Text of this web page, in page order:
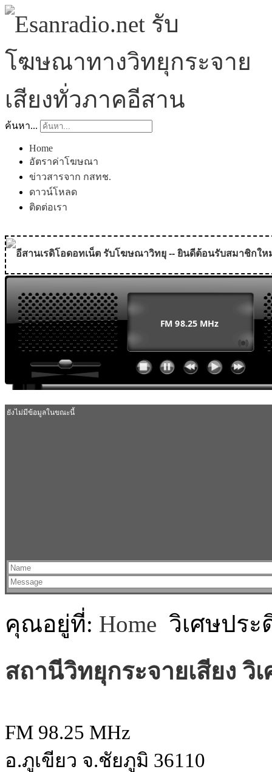
ค้นหา...
Home
อัตราค่าโฆษณา
ข่าวสารจาก กสทช.
ดาวน์โหลด
ติดต่อเรา
อีสานเรดิโอดอทเน็ต รับโฆษณาวิทยุ -- ยินดีต้อนรับสมาชิกใหม่
MODULE SBAHJAOUI YOUTUBE
MODULE SBAHJAOUI MEMORY GAME
MODULE SBAHJAOUI ACCORDION MENU
คุณอยู่ที่: Home วิเศษประ
สถานีวิทยุกระจายเสียง วิ
FM 98.25 MHz
อ.ภูเขียว จ.ชัยภูมิ 36110